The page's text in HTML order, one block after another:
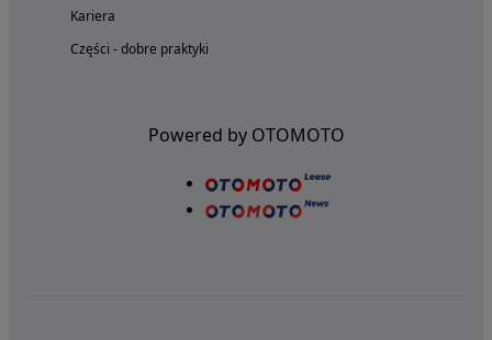
Kariera
Części - dobre praktyki
Powered by OTOMOTO